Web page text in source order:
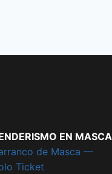
EN MASCA
de Masca —
Ticket